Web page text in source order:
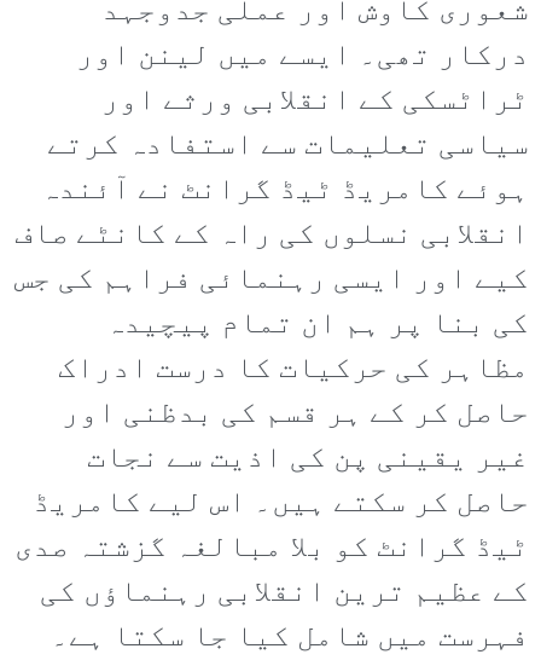
شعوری کاوش اور عملی جدوجہد
درکار تھی۔ ایسے میں لینن اور
ٹراٹسکی کے انقلابی ورثے اور
سیاسی تعلیمات سے استفادہ کرتے
ہوئے کامریڈ ٹیڈ گرانٹ نے آئندہ
انقلابی نسلوں کی راہ کے کانٹے صاف
کیے اور ایسی رہنمائی فراہم کی جس
کی بنا پر ہم ان تمام پیچیدہ
مظاہر کی حرکیات کا درست ادراک
حاصل کر کے ہر قسم کی بدظنی اور
غیر یقینی پن کی اذیت سے نجات
حاصل کر سکتے ہیں۔ اس لیے کامریڈ
ٹیڈ گرانٹ کو بلا مبالغہ گزشتہ صدی
کے عظیم ترین انقلابی رہنماؤں کی
فہرست میں شامل کیا جا سکتا ہے۔